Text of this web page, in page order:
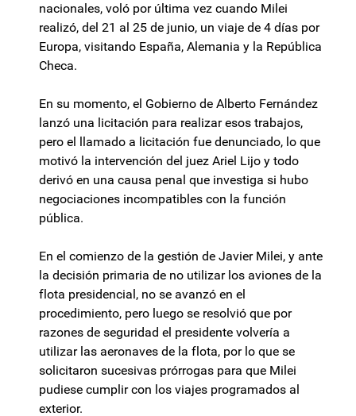
nacionales, voló por última vez cuando Milei
realizó, del 21 al 25 de junio, un viaje de 4 días por
Europa, visitando España, Alemania y la República
Checa.
En su momento, el Gobierno de Alberto Fernández
lanzó una licitación para realizar esos trabajos,
pero el llamado a licitación fue denunciado, lo que
motivó la intervención del juez Ariel Lijo y todo
derivó en una causa penal que investiga si hubo
negociaciones incompatibles con la función
pública.
En el comienzo de la gestión de Javier Milei, y ante
la decisión primaria de no utilizar los aviones de la
flota presidencial, no se avanzó en el
procedimiento, pero luego se resolvió que por
razones de seguridad el presidente volvería a
utilizar las aeronaves de la flota, por lo que se
solicitaron sucesivas prórrogas para que Milei
pudiese cumplir con los viajes programados al
exterior.